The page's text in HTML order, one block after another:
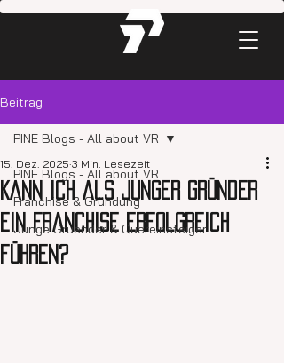
Beitrag
PINE Blogs - All about VR
Franchise & Gründung
Junge Gruender & Quereinsteiger
PINE Blogs - All about VR
Kann ich als junger Gründer
ein Franchise erfolgreich
führen?
15. Dez. 2025 3 Min. Lesezeit